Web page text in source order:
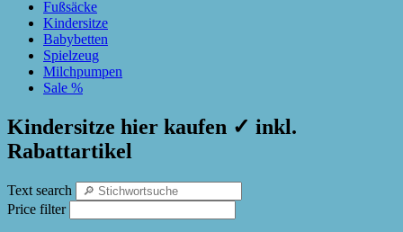
Fußsäcke
Kindersitze
Babybetten
Spielzeug
Milchpumpen
Sale %
Kindersitze hier kaufen ✓ inkl.
Rabattartikel
Text search
Price filter